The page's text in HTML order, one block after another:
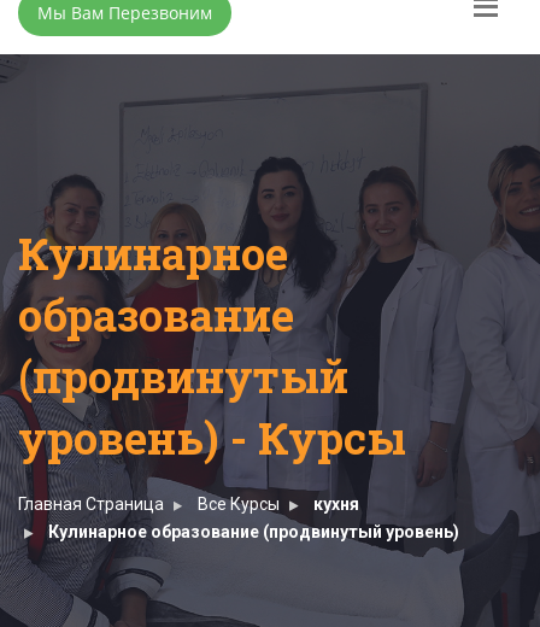
Мы Вам Перезвоним
Кулинарное
образование
(продвинутый
уровень) - Курсы
Главная Страница Все Курсы
кухня
Кулинарное образование (продвинутый уровень)